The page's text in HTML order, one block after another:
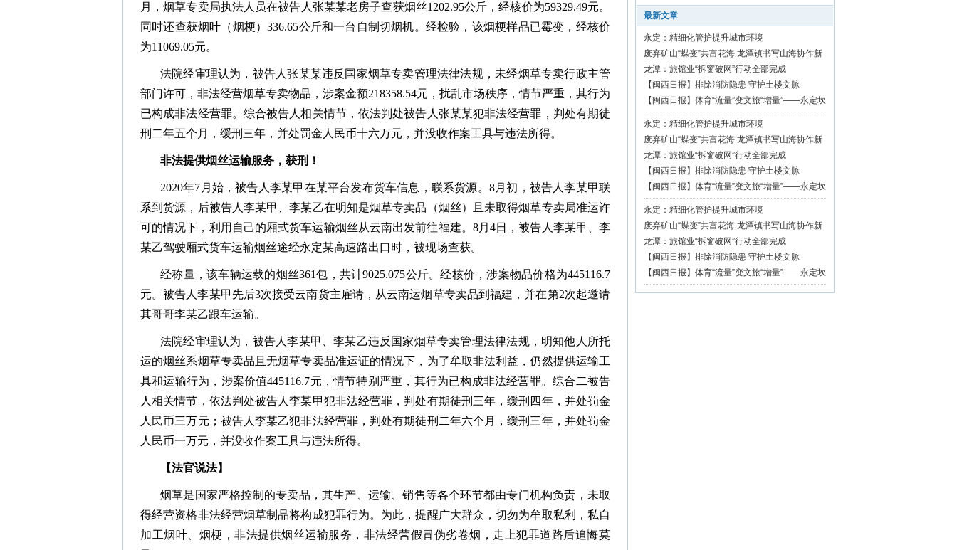
月，烟草专卖局执法人员在被告人张某某老房子查获烟丝1202.95公斤，经核价为59329.49元。
同时还查获烟叶（烟梗）336.65公斤和一台自制切烟机。经检验，该烟梗样品已霉变，经核价
为11069.05元。
法院经审理认为，被告人张某某违反国家烟草专卖管理法律法规，未经烟草专卖行政主管
部门许可，非法经营烟草专卖物品，涉案金额218358.54元，扰乱市场秩序，情节严重，其行为
已构成非法经营罪。综合被告人相关情节，依法判处被告人张某某犯非法经营罪，判处有期徒
刑二年五个月，缓刑三年，并处罚金人民币十六万元，并没收作案工具与违法所得。
非法提供烟丝运输服务，获刑！
2020年7月始，被告人李某甲在某平台发布货车信息，联系货源。8月初，被告人李某甲联
系到货源，后被告人李某甲、李某乙在明知是烟草专卖品（烟丝）且未取得烟草专卖局准运许
可的情况下，利用自己的厢式货车运输烟丝从云南出发前往福建。8月4日，被告人李某甲、李
某乙驾驶厢式货车运输烟丝途经永定某高速路出口时，被现场查获。
经称量，该车辆运载的烟丝361包，共计9025.075公斤。经核价，涉案物品价格为445116.7
元。被告人李某甲先后3次接受云南货主雇请，从云南运烟草专卖品到福建，并在第2次起邀请
其哥哥李某乙跟车运输。
法院经审理认为，被告人李某甲、李某乙违反国家烟草专卖管理法律法规，明知他人所托
运的烟丝系烟草专卖品且无烟草专卖品准运证的情况下，为了牟取非法利益，仍然提供运输工
具和运输行为，涉案价值445116.7元，情节特别严重，其行为已构成非法经营罪。综合二被告
人相关情节，依法判处被告人李某甲犯非法经营罪，判处有期徒刑三年，缓刑四年，并处罚金
人民币三万元；被告人李某乙犯非法经营罪，判处有期徒刑二年六个月，缓刑三年，并处罚金
人民币一万元，并没收作案工具与违法所得。
【法官说法】
烟草是国家严格控制的专卖品，其生产、运输、销售等各个环节都由专门机构负责，未取
得经营资格非法经营烟草制品将构成犯罪行为。为此，提醒广大群众，切勿为牟取私利，私自
加工烟叶、烟梗，非法提供烟丝运输服务，非法经营假冒伪劣卷烟，走上犯罪道路后追悔莫
资金补助
最新文章
永定：精细化管护提升城市环境
废弃矿山“蝶变”共富花海 龙潭镇书写山海协作新
篇章
龙潭：旅馆业“拆窗破网”行动全部完成
【闽西日报】排除消防隐患 守护土楼文脉
【闽西日报】体育“流量”变文旅“增量”——永定坎
永定：精细化管护提升城市环境
废弃矿山“蝶变”共富花海 龙潭镇书写山海协作新
篇章
龙潭：旅馆业“拆窗破网”行动全部完成
【闽西日报】排除消防隐患 守护土楼文脉
【闽西日报】体育“流量”变文旅“增量”——永定坎
永定：精细化管护提升城市环境
废弃矿山“蝶变”共富花海 龙潭镇书写山海协作新
篇章
龙潭：旅馆业“拆窗破网”行动全部完成
【闽西日报】排除消防隐患 守护土楼文脉
【闽西日报】体育“流量”变文旅“增量”——永定坎